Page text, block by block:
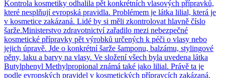
Kontrola kosmetiky odhalila pět konkrétních vlasových přípravků,
které nesplňují evropská pravidla. Problémem je látka lilial, která je
v kosmetice zakázaná. Lidé by si měli zkontrolovat hlavně číslo
šarže.Ministerstvo zdravotnictví zařadilo mezi nebezpečné
kosmetické přípravky pět výrobků určených k péči o vlasy nebo
jejich úpravě. Jde o konkrétní šarže šamponu, balzámu, stylingové
pěny, laku a barvy na vlasy. Ve složení všech byla uvedena látka
Butylphenyl Methylpropional známá také jako lilial. Právě ta je
podle evropských pravidel v kosmetických přípravcích zakázaná.